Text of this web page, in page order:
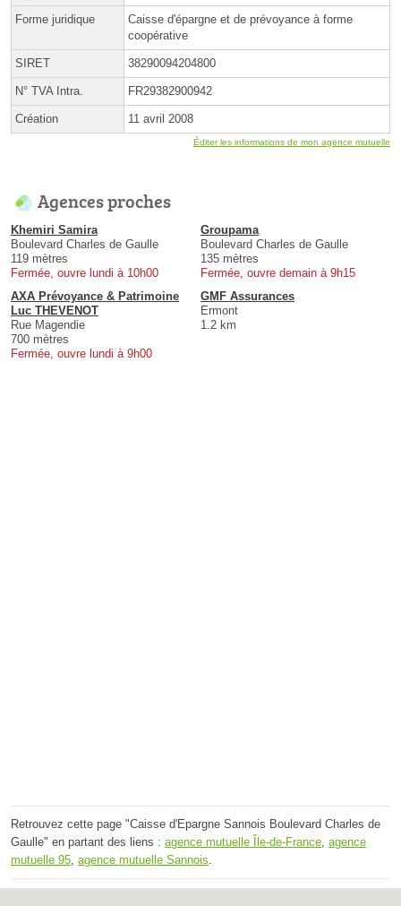
Forme juridique
Caisse d'épargne et de prévoyance à forme
coopérative
SIRET 38290094204800
N° TVA Intra. FR29382900942
Création 11 avril 2008
Éditer les informations de mon agence mutuelle
Agences proches
Khemiri Samira
Boulevard Charles de Gaulle
119 mètres
Fermée, ouvre lundi à 10h00
Groupama
Boulevard Charles de Gaulle
135 mètres
Fermée, ouvre demain à 9h15
AXA Prévoyance & Patrimoine
Luc THEVENOT
Rue Magendie
700 mètres
Fermée, ouvre lundi à 9h00
GMF Assurances
Ermont
1.2 km
Retrouvez cette page "Caisse d'Epargne Sannois Boulevard Charles de
Gaulle" en partant des liens : agence mutuelle Île-de-France, agence
mutuelle 95, agence mutuelle Sannois.